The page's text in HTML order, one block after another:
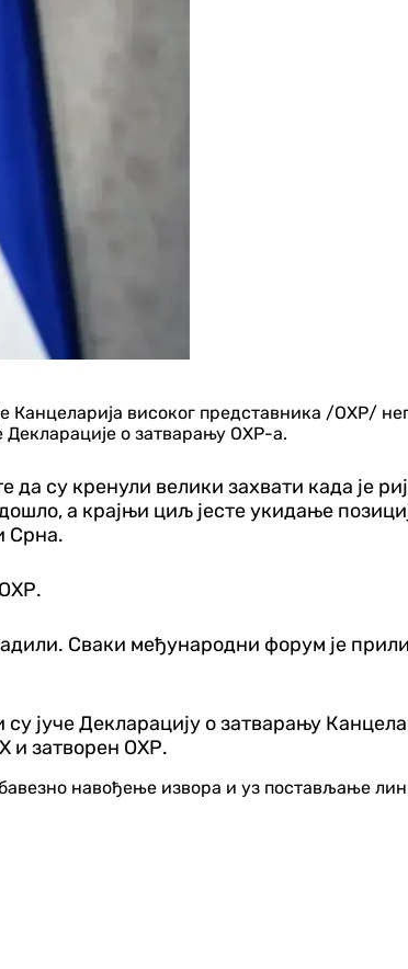
високог представника /ОХР/
Декларације о затварању ОХР-а.
су кренули велики захвати када је
а крајњи циљ јесте укидање
Срна.
Сваки међународни форум је
јуче Декларацију о затварању
и затворен ОХР.
навођење извора и уз постављање